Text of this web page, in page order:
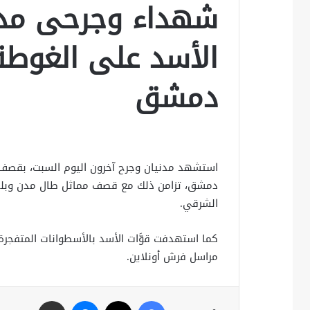
شهداء وجرحى
الأسد على
دمشق
استشهد مدنيان وجرح آخرون اليوم السبت،
دمشق، تزامن ذلك مع قصف مماثل طال مدن
الشرقي.
كما استهدفت قوَّات الأسد بالأسطوانات
مراسل فرش أونلاين.
فيسبوك ماسنجر